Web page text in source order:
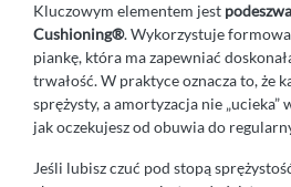
Kluczowym elementem jest
Cushioning®. Wykorzystuje
piankę, która ma zapewniać
trwałość. W praktyce oznacza to, że
sprężysty, a amortyzacja nie „ucieka”
jak oczekujesz od obuwia do
Jeśli lubisz czuć pod stopą